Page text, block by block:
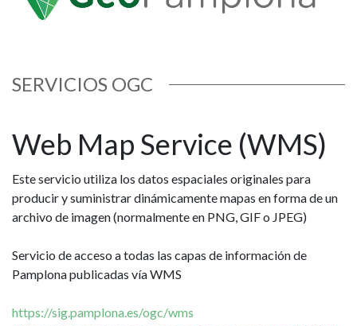
OGC
SERVICIOS OGC
Web Map Service (WMS)
Este servicio utiliza los datos espaciales originales para
producir y suministrar dinámicamente mapas en forma de un
archivo de imagen (normalmente en PNG, GIF o JPEG)
Servicio de acceso a todas las capas de información de
Pamplona publicadas vía WMS
https://sig.pamplona.es/ogc/wms